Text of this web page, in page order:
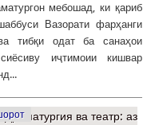
мебошад, ки қариб
Вазорати фарҳанги
тибқи одат ба санаҳои
иҷтимоии кишвар
ва театр: аз